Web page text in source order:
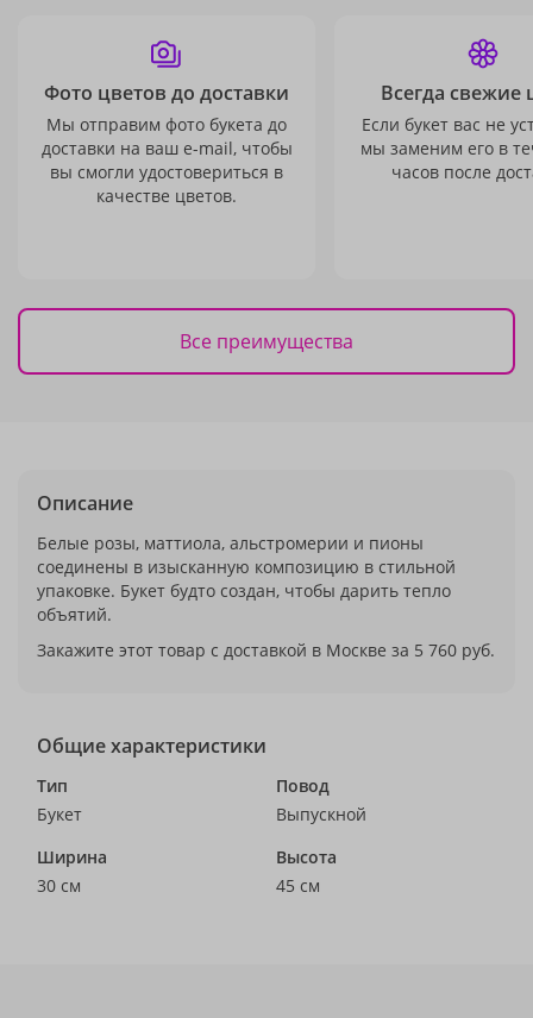
Фото цветов до доставки
Мы отправим фото букета до
доставки на ваш e-mail, чтобы
вы смогли удостовериться в
качестве цветов.
Всегда свежие
Если букет вас не
мы заменим его в
часов после
Все преимущества
Описание
Белые розы, маттиола, альстромерии и пионы
соединены в изысканную композицию в стильной
упаковке. Букет будто создан, чтобы дарить тепло
объятий.
Закажите этот товар с доставкой в Москве за 5 760 руб.
Общие характеристики
Тип
Букет
Повод
Выпускной
Ширина
30 см
Высота
45 см